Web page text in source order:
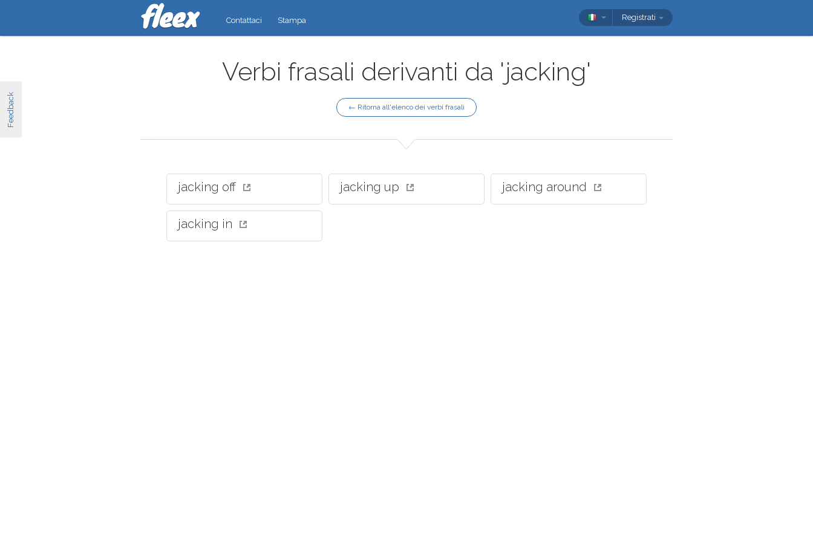
Feedback
Contattaci Stampa Registrati
Verbi frasali derivanti da 'jacking'
← Ritorna all'elenco dei verbi frasali
jacking off jacking up jacking around
jacking in